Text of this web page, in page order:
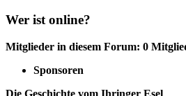
Wer ist online?
Mitglieder in diesem Forum: 0
Sponsoren
Die Geschichte vom Ihringer Esel